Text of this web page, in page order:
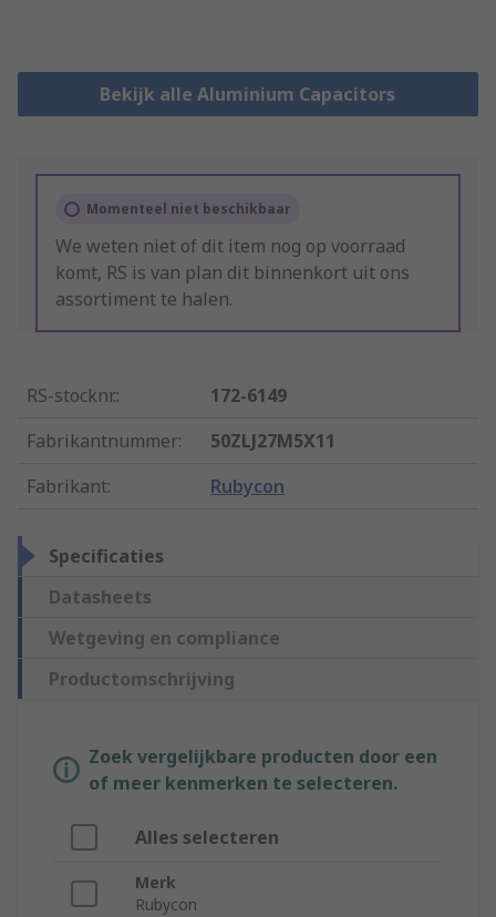
Bekijk alle Aluminium Capacitors
Momenteel niet beschikbaar
We weten niet of dit item nog op voorraad
komt, RS is van plan dit binnenkort uit ons
assortiment te halen.
RS-stocknr.:
172-6149
Fabrikantnummer:
50ZLJ27M5X11
Fabrikant: Rubycon
Specificaties
Datasheets
Wetgeving en compliance
Productomschrijving
Zoek vergelijkbare producten door een
of meer kenmerken te selecteren.
Alles selecteren
Merk
Rubycon